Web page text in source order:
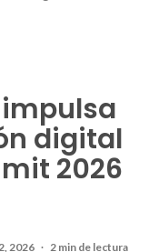
digital
2026
2026 2 min de lectura